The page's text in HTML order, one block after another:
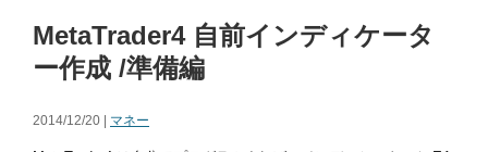
MetaTrader4 自前インディケータ
ー作成 /準備編
2014/12/20 | マネー